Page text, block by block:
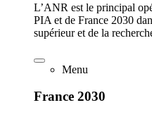
L’ANR est le principal
PIA et de France 2030
supérieur et de la
Menu
France 2030